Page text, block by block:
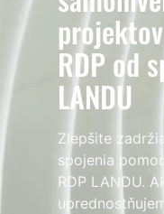
RDP od
LANDU
Zlepšite
spojenia
RDP LANDU.